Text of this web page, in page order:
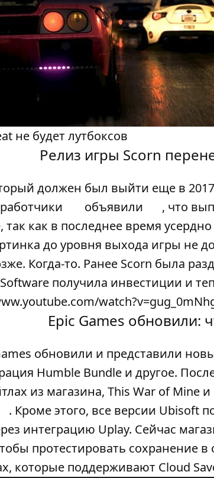
не будет лутбоксов
Релиз игры Scorn
должен был выйти еще в
объявили
, что
как в последнее время
до уровня выхода игры не
Когда-то. Ранее Scorn была
Software получила инвестиции и
Epic Games обновили:
обновили и представили
Humble Bundle и другое.
из магазина, This War of Mine
. Кроме этого, все версии Ubisoft
интеграцию Uplay. Сейчас
протестировать сохранение
которые поддерживают Cloud